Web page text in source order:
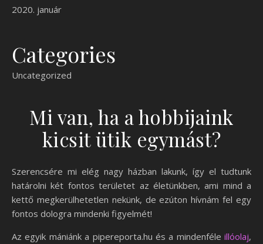
2020. január
Categories
Uncategorized
Mi van, ha a hobbijaink
kicsit ütik egymást?
Szerencsére mi elég nagy házban lakunk, így el tudtunk
határolni két fontos területet az életünkben, ami mind a
kettő megkerülhetetlen nekünk, de ezúton hívnám fel egy
fontos dologra mindenki figyelmét!
Az egyik mániánk a pipereporta.hu és a mindenféle illóolaj,